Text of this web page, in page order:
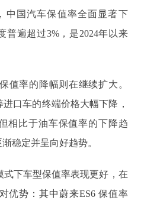
中国汽车保值率全面显著下
普遍超过3%，是2024年以来
值率的降幅则在继续扩大。
口车的终端价格大幅下降，
相比于油⻋保值率的下降趋
稳定并呈向好趋势。
式下⻋型保值率表现更好，在
优势：其中蔚来ES6 保值率